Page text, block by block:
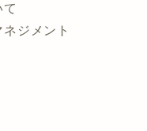
て
ジメント